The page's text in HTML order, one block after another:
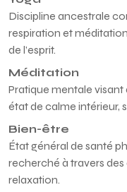
Discipline ancestrale
respiration et
de l’esprit.
Méditation
Pratique mentale visant
état de calme intérieur,
Bien-être
État général de santé
recherché à travers
relaxation.